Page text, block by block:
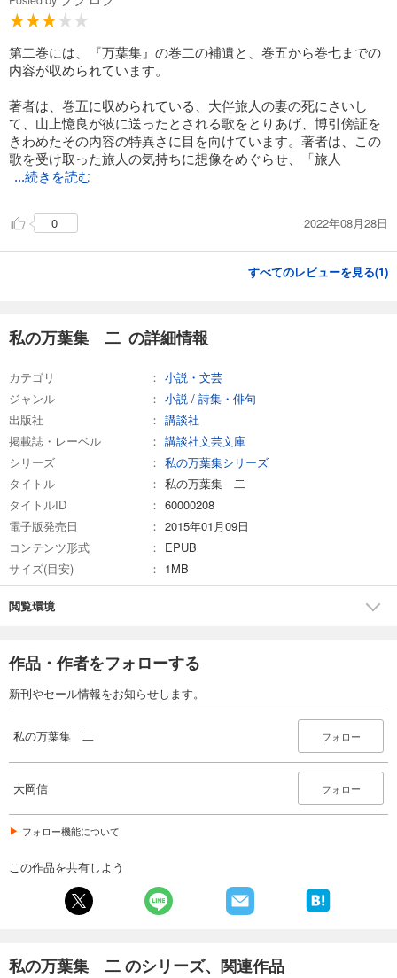
第二巻には、『万葉集』の巻二の補遺と、巻五から巻七までの
内容が収められています。
著者は、巻五に収められている、大伴旅人の妻の死にさいし
て、山上憶良が彼に送ったとされる歌をとりあげ、博引傍証を
きわめたその内容の特異さに目を向けています。著者は、この
歌を受け取った旅人の気持ちに想像をめぐらせ、「旅人
...続きを読む
0 2022年08月28日
すべてのレビューを見る(1)
私の万葉集 二 の詳細情報
カテゴリ
小説・文芸
ジャンル
小説 / 詩集・俳句
出版社
講談社
掲載誌・レーベル
講談社文芸文庫
シリーズ
私の万葉集シリーズ
タイトル
私の万葉集 二
タイトルID
60000208
電子版発売日
2015年01月09日
コンテンツ形式
EPUB
サイズ(目安)
1MB
閲覧環境
作品・作者をフォローする
新刊やセール情報をお知らせします。
私の万葉集 二 フォロー
大岡信 フォロー
フォロー機能について
この作品を共有しよう
私の万葉集 二 のシリーズ、関連作品